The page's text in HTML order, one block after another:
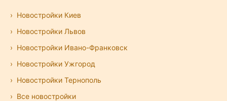
Новостройки Киев
Новостройки Львов
Новостройки Ивано-Франковск
Новостройки Ужгород
Новостройки Тернополь
Все новостройки